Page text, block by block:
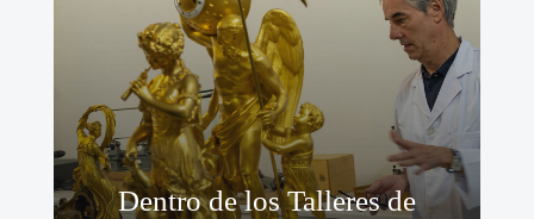
Dentro de los Talleres de